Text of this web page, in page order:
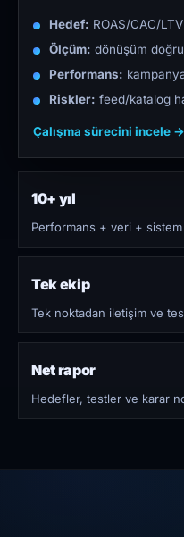
Hedef: ROAS/CAC/
Ölçüm: dönüşüm
Performans:
Riskler: feed/katalog
Çalışma sürecini incele →
10+ yıl
Performans + veri +
Tek ekip
Tek noktadan iletişim ve
Net rapor
Hedefler, testler ve karar